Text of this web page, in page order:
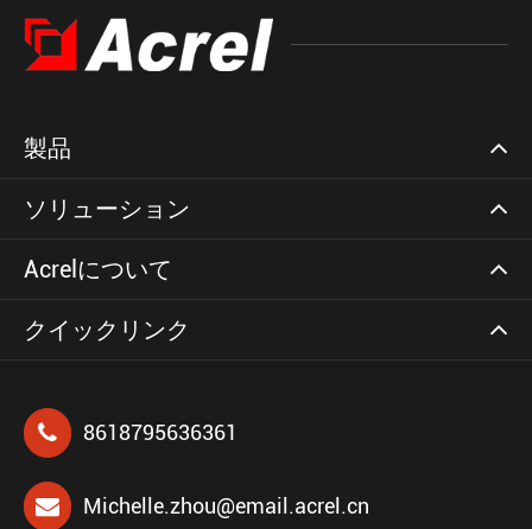
製品
ソリューション
Acrelについて
クイックリンク
8618795636361
Michelle.zhou@email.acrel.cn